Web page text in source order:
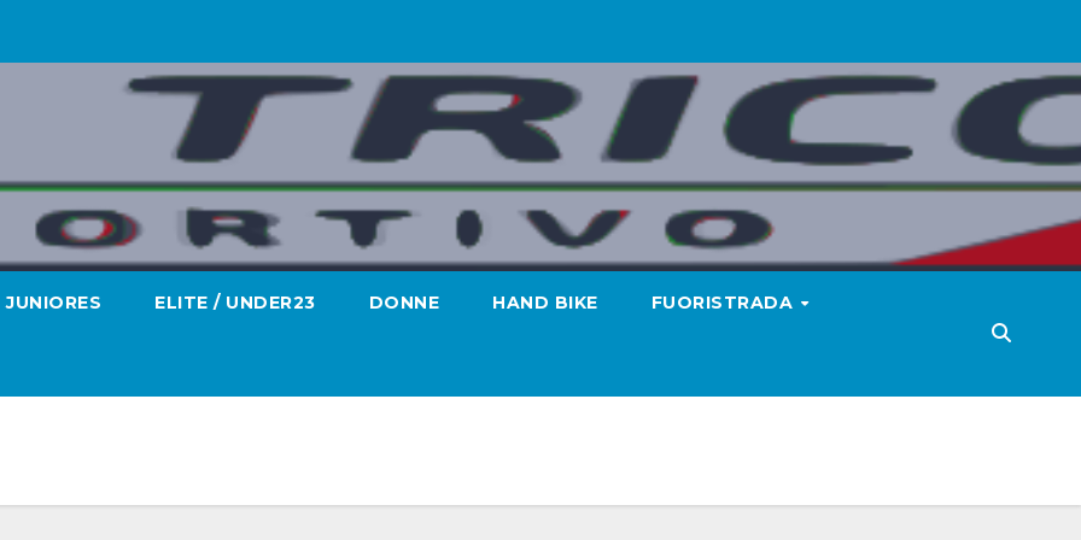
JUNIORES ELITE / UNDER23 DONNE HAND BIKE FUORISTRADA